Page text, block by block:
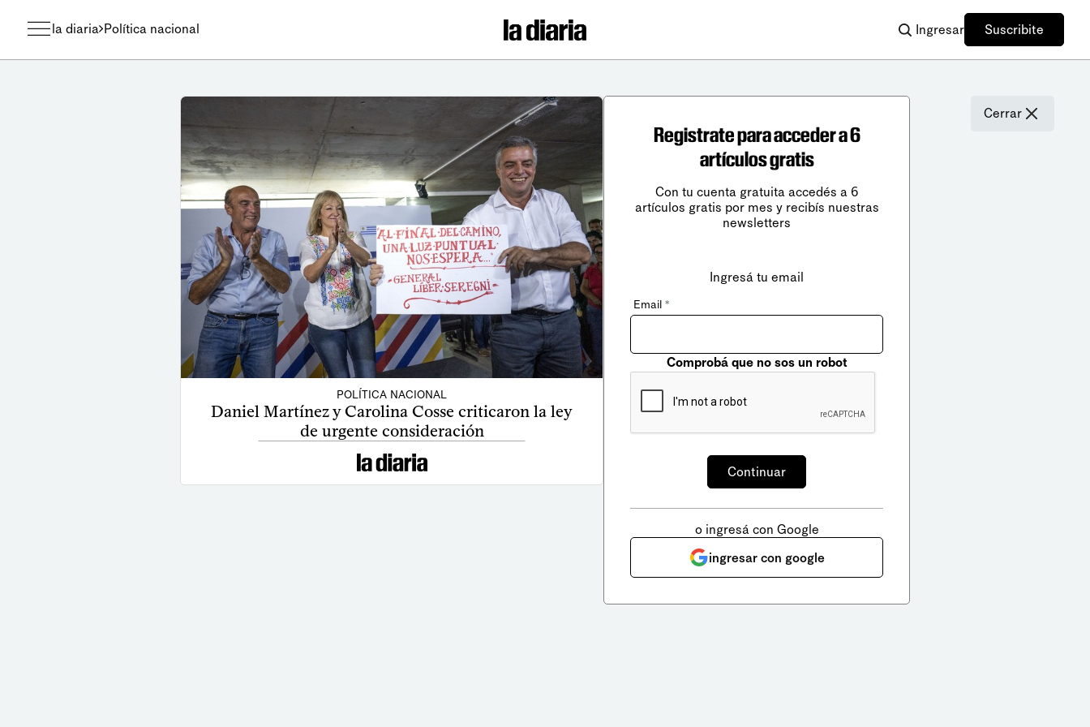
la diaria Política nacional Ingresar Suscribite
POLÍTICA NACIONAL
Daniel Martínez y Carolina Cosse criticaron la ley
de urgente consideración
Cerrar
Registrate para acceder a 6
artículos gratis
Con tu cuenta gratuita accedés a 6
artículos gratis por mes y recibís nuestras
newsletters
Ingresá tu email
Email *
Comprobá que no sos un robot
o ingresá con Google
ingresar con google